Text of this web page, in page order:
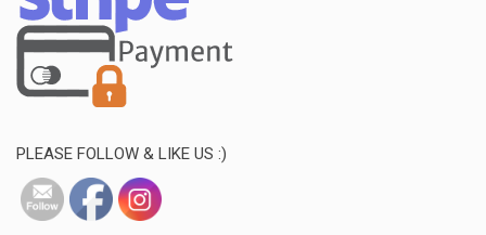
PLEASE FOLLOW & LIKE US :)